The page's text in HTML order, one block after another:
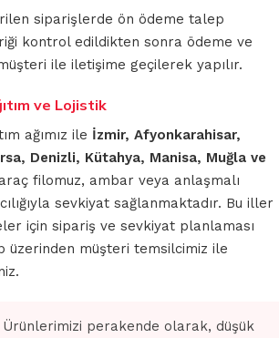
siparişlerde ön ödeme talep
kontrol edildikten sonra ödeme ve
ile iletişime geçilerek yapılır.
ve Lojistik
ağımız ile İzmir, Afyonkarahisar,
Denizli, Kütahya, Manisa, Muğla ve
filomuz, ambar veya anlaşmalı
sevkiyat sağlanmaktadır. Bu iller
için sipariş ve sevkiyat planlaması
üzerinden müşteri temsilcimiz ile
Ürünlerimizi perakende olarak, düşük